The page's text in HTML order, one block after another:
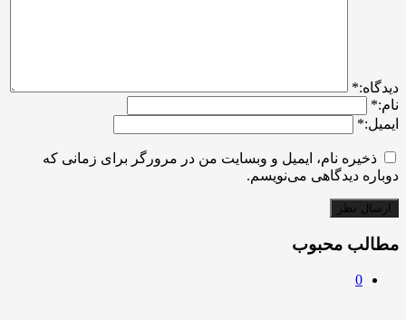
ديدگاه:*
نام:*
ایمیل:*
ذخیره نام، ایمیل و وبسایت من در مرورگر برای زمانی که
دوباره دیدگاهی می‌نویسم.
مطالب محبوب
0